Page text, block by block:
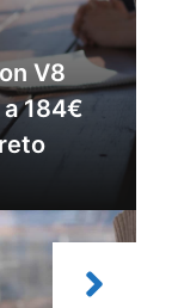
V8
184€